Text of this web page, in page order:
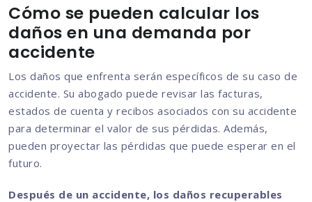
Cómo se pueden calcular los
daños en una demanda por
accidente
Los daños que enfrenta serán específicos de su caso de
accidente. Su abogado puede revisar las facturas,
estados de cuenta y recibos asociados con su accidente
para determinar el valor de sus pérdidas. Además,
pueden proyectar las pérdidas que puede esperar en el
futuro.
Después de un accidente, los daños recuperables